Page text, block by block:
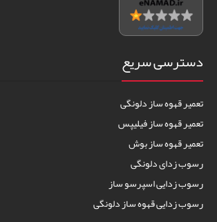
دسترسی سریع
تعمیر قهوه ساز دلونگی
تعمیر قهوه ساز فیلیپس
تعمیر قهوه ساز بوش
رسوب زدای دلونگی
رسوب زدایی اسپرسو ساز
رسوب زدایی قهوه ساز دلونگی